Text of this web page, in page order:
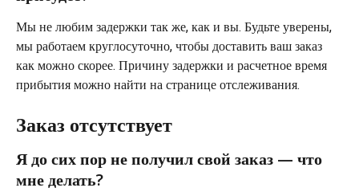
Мы не любим задержки так же, как и вы. Будьте уверены,
мы работаем круглосуточно, чтобы доставить ваш заказ
как можно скорее. Причину задержки и расчетное время
прибытия можно найти на странице отслеживания.
Заказ отсутствует
Я до сих пор не получил свой заказ — что
мне делать?